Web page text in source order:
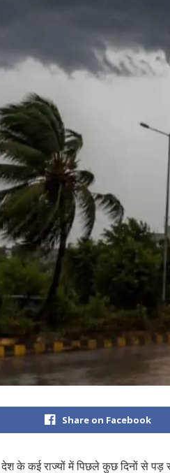
Share on Facebook
देश के कई राज्यों में पिछले कुछ दिनों से पड़